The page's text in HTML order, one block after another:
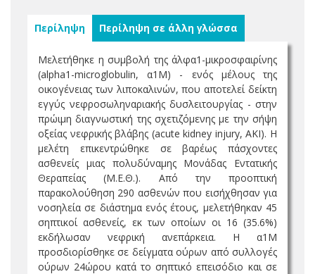
Περίληψη Περίληψη σε άλλη γλώσσα
Μελετήθηκε η συμβολή της άλφα1-μικροσφαιρίνης
(alpha1-microglobulin, α1M) - ενός μέλους της
οικογένειας των λιποκαλινών, που αποτελεί δείκτη
εγγύς νεφροσωληναριακής δυσλειτουργίας - στην
πρώιμη διαγνωστική της σχετιζόμενης με την σήψη
οξείας νεφρικής βλάβης (acute kidney injury, AKI). Η
μελέτη επικεντρώθηκε σε βαρέως πάσχοντες
ασθενείς μιας πολυδύναμης Μονάδας Εντατικής
Θεραπείας (Μ.Ε.Θ.). Από την προοπτική
παρακολούθηση 290 ασθενών που εισήχθησαν για
νοσηλεία σε διάστημα ενός έτους, μελετήθηκαν 45
σηπτικοί ασθενείς, εκ των οποίων οι 16 (35.6%)
εκδήλωσαν νεφρική ανεπάρκεια. Η α1Μ
προσδιορίσθηκε σε δείγματα ούρων από συλλογές
ούρων 24ώρου κατά το σηπτικό επεισόδιο και σε